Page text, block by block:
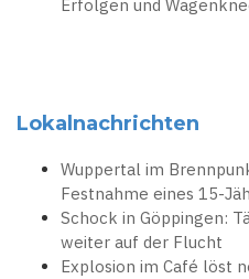
Erfolgen und
Lokalnachrichten
Wuppertal im
Festnahme eines 15-
Schock in Göppingen:
weiter auf der Flucht
Explosion im Café löst